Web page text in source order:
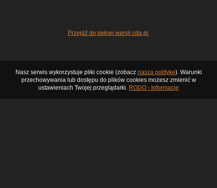
Przejdź do pełnej wersji cda.pl
Nasz serwis wykorzystuje pliki cookie (zobacz naszą politykę). Warunki
przechowywania lub dostępu do plików cookies możesz zmienić w
ustawieniach Twojej przeglądarki. RODO - Informacje